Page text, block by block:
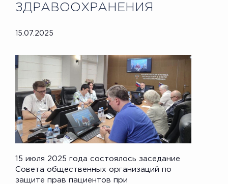
ЗДРАВООХРАНЕНИЯ
15.07.2025
15 июля 2025 года состоялось заседание
Совета общественных организаций по
защите прав пациентов при